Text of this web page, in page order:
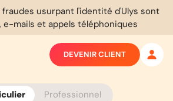
usurpant l'identité d'Ulys sont
e-mails et appels téléphoniques
Professionnel
DEVENIR CLIENT